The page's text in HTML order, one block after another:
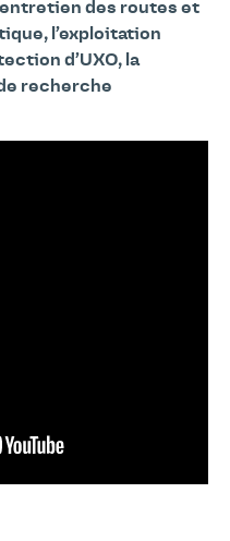
des routes et
l’exploitation
d’UXO, la
recherche